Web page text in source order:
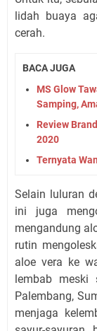
lidah buaya
cerah.
BACA JUGA
MS Glow
Samping,
Review
2020
Ternyata
Selain luluran
ini juga
mengandung
rutin
aloe vera ke
lembab meski
Palembang,
menjaga